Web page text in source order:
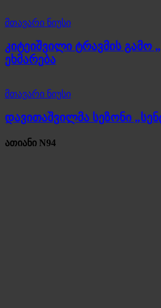
მთავარი ნიუსი
კიტეიშვილი ტრავმის გამო
ეხმარება
მთავარი ნიუსი
დავითაშვილმა სეზონი
ათიანი N94